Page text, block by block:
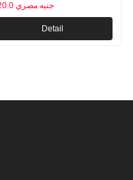
120.0 جنيه مصري
Detail